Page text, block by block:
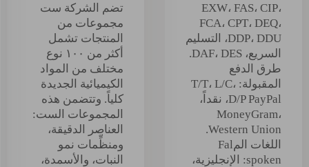
EXW، FAS، CIP،
FCA، CPT، DEQ،
DDP، DDU، التسليم
السريع، DAF، DES.
طرق الدفع
المقبولة: T/T، L/C،
D/P PayPal، نقداً،
MoneyGram،
Western Union.
اللغات المFal
spoken: الإنجليزية،
تضم الشركة ست
مجموعات من
المنتجات تشمل
أكثر من ١٠٠ نوع
مختلف من المواد
الكيميائية الجديدة
كلياً. وتتضمن هذه
المجموعات الست:
العناصر الدقيقة،
ومنظِّمات نمو
النبات، والأسمدة،